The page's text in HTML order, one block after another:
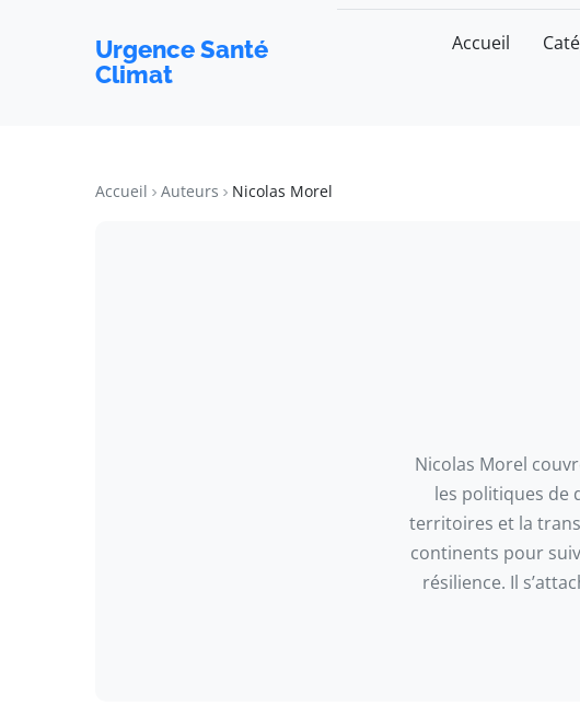
Urgence Santé
Climat
Accueil
Accueil Auteurs Nicolas Morel
Nicolas Morel
les politiques de
territoires et la
continents pour
résilience. Il